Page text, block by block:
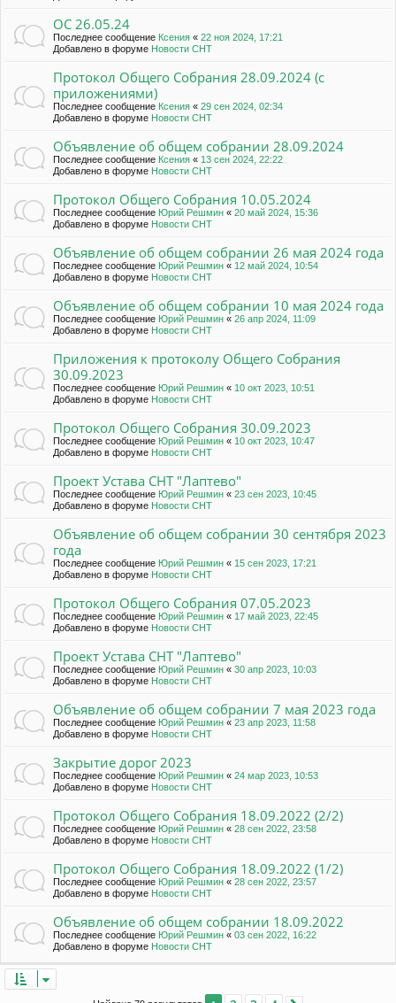
ОС 26.05.24
Последнее сообщение Ксения « 22 ноя 2024, 17:21
Добавлено в форуме Новости СНТ
Протокол Общего Собрания 28.09.2024 (с
приложениями)
Последнее сообщение Ксения « 29 сен 2024, 02:34
Добавлено в форуме Новости СНТ
Объявление об общем собрании 28.09.2024
Последнее сообщение Ксения « 13 сен 2024, 22:22
Добавлено в форуме Новости СНТ
Протокол Общего Собрания 10.05.2024
Последнее сообщение Юрий Решмин « 20 май 2024, 15:36
Добавлено в форуме Новости СНТ
Объявление об общем собрании 26 мая 2024 года
Последнее сообщение Юрий Решмин « 12 май 2024, 10:54
Добавлено в форуме Новости СНТ
Объявление об общем собрании 10 мая 2024 года
Последнее сообщение Юрий Решмин « 26 апр 2024, 11:09
Добавлено в форуме Новости СНТ
Приложения к протоколу Общего Собрания
30.09.2023
Последнее сообщение Юрий Решмин « 10 окт 2023, 10:51
Добавлено в форуме Новости СНТ
Протокол Общего Собрания 30.09.2023
Последнее сообщение Юрий Решмин « 10 окт 2023, 10:47
Добавлено в форуме Новости СНТ
Проект Устава СНТ "Лаптево"
Последнее сообщение Юрий Решмин « 23 сен 2023, 10:45
Добавлено в форуме Новости СНТ
Объявление об общем собрании 30 сентября 2023
года
Последнее сообщение Юрий Решмин « 15 сен 2023, 17:21
Добавлено в форуме Новости СНТ
Протокол Общего Собрания 07.05.2023
Последнее сообщение Юрий Решмин « 17 май 2023, 22:45
Добавлено в форуме Новости СНТ
Проект Устава СНТ "Лаптево"
Последнее сообщение Юрий Решмин « 30 апр 2023, 10:03
Добавлено в форуме Новости СНТ
Объявление об общем собрании 7 мая 2023 года
Последнее сообщение Юрий Решмин « 23 апр 2023, 11:58
Добавлено в форуме Новости СНТ
Закрытие дорог 2023
Последнее сообщение Юрий Решмин « 24 мар 2023, 10:53
Добавлено в форуме Новости СНТ
Протокол Общего Собрания 18.09.2022 (2/2)
Последнее сообщение Юрий Решмин « 28 сен 2022, 23:58
Добавлено в форуме Новости СНТ
Протокол Общего Собрания 18.09.2022 (1/2)
Последнее сообщение Юрий Решмин « 28 сен 2022, 23:57
Добавлено в форуме Новости СНТ
Объявление об общем собрании 18.09.2022
Последнее сообщение Юрий Решмин « 03 сен 2022, 16:22
Добавлено в форуме Новости СНТ